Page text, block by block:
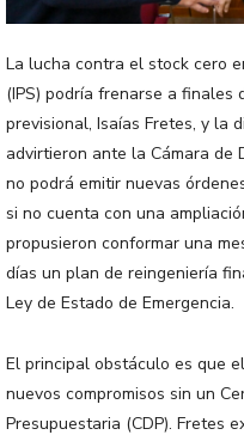
La lucha contra el stock cero
(IPS) podría frenarse a finales
previsional, Isaías Fretes, y la
advirtieron ante la Cámara de
no podrá emitir nuevas
si no cuenta con una
propusieron conformar una
días un plan de reingeniería
Ley de Estado de Emergencia.
El principal obstáculo es que
nuevos compromisos sin un
Presupuestaria (CDP). Fretes